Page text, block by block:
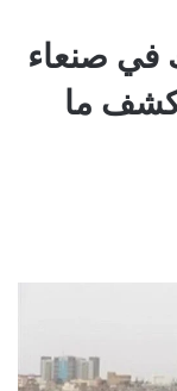
في صنعاء
ما